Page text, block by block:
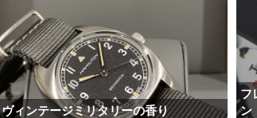
ヴィンテージミリタリーの香り
フ
ン